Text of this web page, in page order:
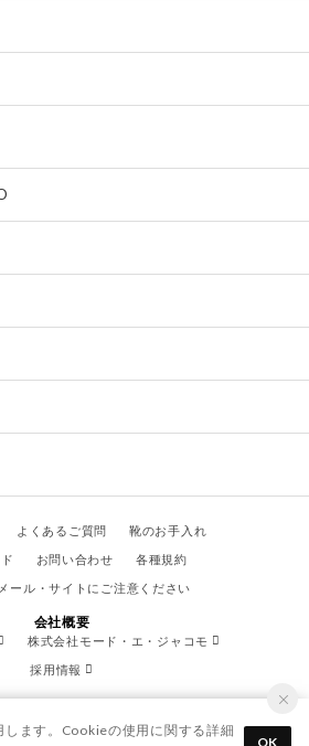
よくあるご質問
靴のお手入れ
お問い合わせ
各種規約
ール・サイトにご注意ください
会社概要
株式会社モード・エ・ジャコモ
採用情報
ます。Cookieの使用に関する詳細
OK